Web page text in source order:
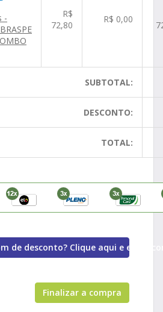
-
R$
72,80
R$ 0,00
SUBTOTAL:
DESCONTO:
TOTAL:
de desconto? Clique aqui e entre
Finalizar a compra